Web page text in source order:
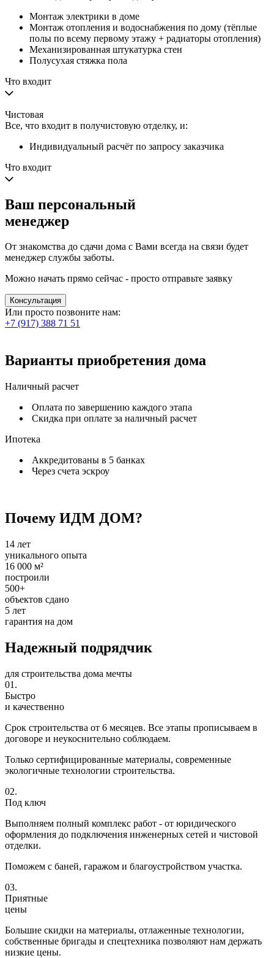
Монтаж электрики в доме
Монтаж отопления и водоснабжения по дому (тёплые
полы по всему первому этажу + радиаторы отопления)
Механизированная штукатурка стен
Полусухая стяжка пола
Что входит
Чистовая
Все, что входит в получистовую отделку, и:
Индивидуальный расчёт по запросу заказчика
Что входит
Ваш персональный
менеджер
От знакомства до сдачи дома с Вами всегда на связи будет
менеджер службы заботы.
Можно начать прямо сейчас - просто отправьте заявку
Консультация
Или просто позвоните нам:
+7 (917) 388 71 51
Варианты приобретения дома
Наличный расчет
Оплата по завершению каждого этапа
Скидка при оплате за наличный расчет
Ипотека
Аккредитованы в 5 банках
Через счета эскроу
Почему ИДМ ДОМ?
14 лет
уникального опыта
16 000 м²
построили
500+
объектов сдано
5 лет
гарантия на дом
Надежный подрядчик
для строительства дома мечты
01.
Быстро
и качественно
Срок строительства от 6 месяцев. Все этапы прописываем в
договоре и неукоснительно соблюдаем.
Только сертифицированные материалы, современные
экологичные технологии строительства.
02.
Под ключ
Выполняем полный комплекс работ - от юридического
оформления до подключения инженерных сетей и чистовой
отделки.
Поможем с баней, гаражом и благоустройством участка.
03.
Приятные
цены
Большие скидки на материалы, отлаженные технологии,
собственные бригады и спецтехника позволяют нам держать
низкие цены.